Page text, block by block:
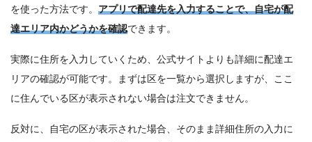
を使った方法です。 アプリで配達先を入力することで、自宅が配
達エリア内かどうかを確認できます。
実際に住所を入力していくため、公式サイトよりも詳細に配達エ
リアの確認が可能です。まずは区を一覧から選択しますが、ここ
に住んでいる区が表示されない場合は注文できません。
反対に、自宅の区が表示された場合、そのまま詳細住所の入力に